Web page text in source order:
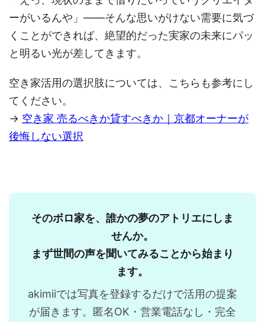
ーがいるんや」——そんな思いがけない需要に気づ
くことができれば、絶望的だった実家の未来にパッ
と明るい光が差してきます。
空き家活用の選択肢については、こちらも参考にし
てください。
→ 空き家 売るべきか貸すべきか｜京都オーナーが
後悔しない選択
そのボロ家を、誰かの夢のアトリエにしま
せんか。
まず世間の声を聞いてみることから始まり
ます。
akimiiでは写真を登録するだけで活用の提案
が届きます。匿名OK・営業電話なし・完全